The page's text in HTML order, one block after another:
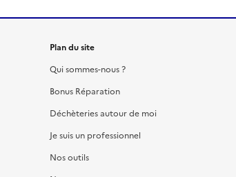
Plan du site
Qui sommes-nous ?
Bonus Réparation
Déchèteries autour de moi
Je suis un professionnel
Nos outils